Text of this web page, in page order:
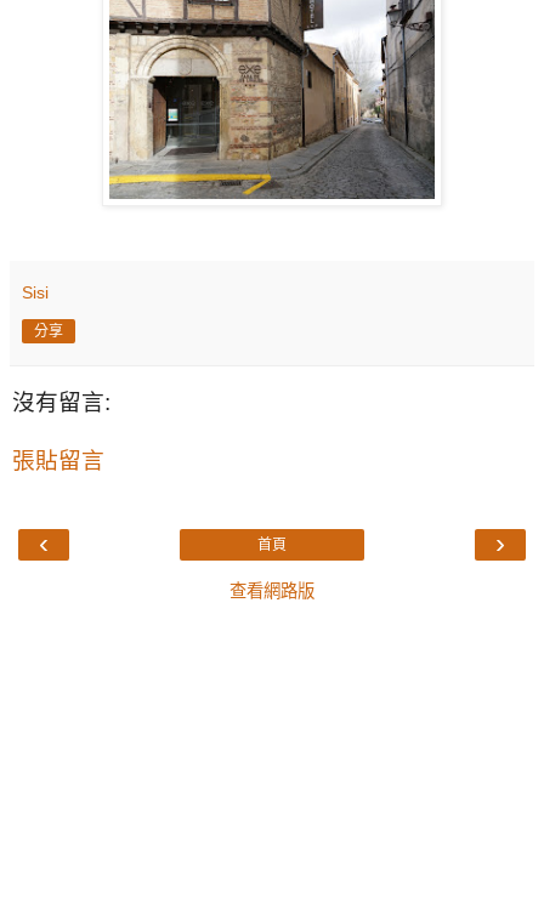
Sisi
分享
沒有留言:
張貼留言
‹ ›
首頁
查看網路版